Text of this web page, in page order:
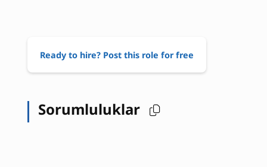
Ready to hire? Post this role for free
Sorumluluklar